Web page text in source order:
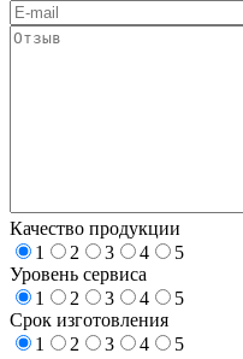
Качество продукции
1
2 3 4
5
Уровень сервиса
1
2 3 4
5
Срок изготовления
1
2 3 4
5